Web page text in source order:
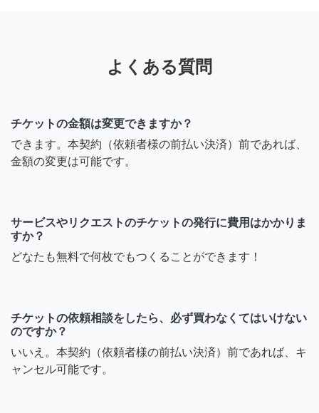
よくある質問
チケットの金額は変更できますか？
できます。本契約（依頼者様の前払い決済）前であれば、
金額の変更は可能です。
サービスやリクエストのチケットの発行に費用はかかりま
すか？
どなたも無料で何枚でもつくることができます！
チケットの依頼相談をしたら、必ず買わなくてはいけない
のですか？
いいえ。本契約（依頼者様の前払い決済）前であれば、キ
ャンセル可能です。